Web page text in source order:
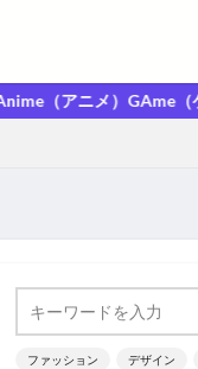
（ゲーム）大好き
ファッション デザイン